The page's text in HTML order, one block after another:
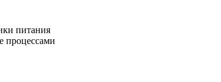
питания
процессами